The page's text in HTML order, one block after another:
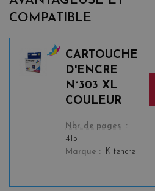
COMPATIBLE
CARTOUCHE
D'ENCRE
N°303 XL
COULEUR
color
Nbr. de pages
415
Marque
Kitencre